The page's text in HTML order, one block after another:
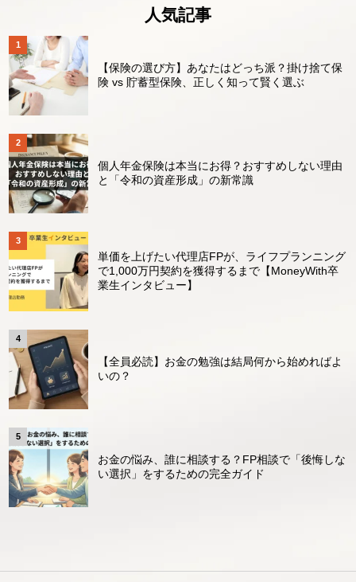
人気記事
【保険の選び方】あなたはどっち派？掛け捨て保
険 vs 貯蓄型保険、正しく知って賢く選ぶ
個人年金保険は本当にお得？おすすめしない理由
と「令和の資産形成」の新常識
単価を上げたい代理店FPが、ライフプランニング
で1,000万円契約を獲得するまで【MoneyWith卒
業生インタビュー】
【全員必読】お金の勉強は結局何から始めればよ
いの？
お金の悩み、誰に相談する？FP相談で「後悔しな
い選択」をするための完全ガイド